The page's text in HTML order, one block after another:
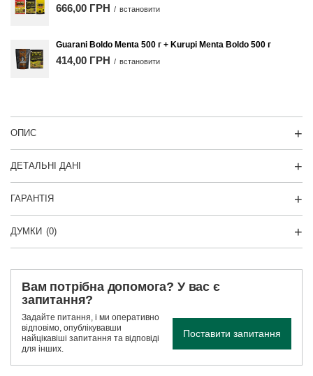
666,00 ГРН / встановити
Guarani Boldo Menta 500 г + Kurupi Menta Boldo 500 г
414,00 ГРН / встановити
ОПИС
ДЕТАЛЬНІ ДАНІ
ГАРАНТІЯ
ДУМКИ (0)
Вам потрібна допомога? У вас є
запитання?
Задайте питання, і ми оперативно
відповімо, опублікувавши
найцікавіші запитання та відповіді
для інших.
Поставити запитання